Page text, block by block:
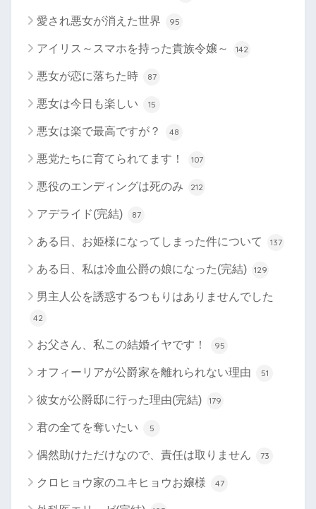
愛され悪女が消えた世界 95
アイリス～スマホを持った貴族令嬢～ 142
悪女が恋に落ちた時 87
悪女は今日も楽しい 15
悪女は楽で最高ですが？ 48
悪党たちに育てられてます！ 107
悪役のエンディングは死のみ 212
アデライド(完結) 87
ある日、お姫様になってしまった件について 137
ある日、私は冷血公爵の娘になった(完結) 129
男主人公を誘惑するつもりはありませんでした
42
お父さん、私この結婚イヤです！ 95
オフィーリアが公爵家を離れられない理由 51
彼女が公爵邸に行った理由(完結) 179
君の全てを奪いたい 5
偶然助けただけなので、責任は取りません 73
クロヒョウ家のユキヒョウお嬢様 47